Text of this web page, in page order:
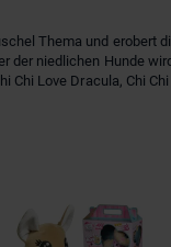
Thema und
niedlichen Hunde
Chi Love Dracula, Chi